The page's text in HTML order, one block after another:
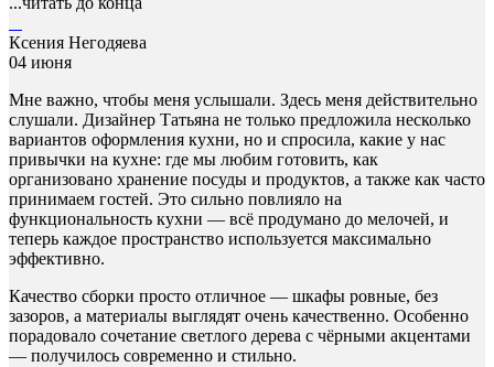
Ксения Негодяева
04 июня
Мне важно, чтобы меня услышали. Здесь меня действительно
слушали. Дизайнер Татьяна не только предложила несколько
вариантов оформления кухни, но и спросила, какие у нас
привычки на кухне: где мы любим готовить, как
организовано хранение посуды и продуктов, а также как часто
принимаем гостей. Это сильно повлияло на
функциональность кухни — всё продумано до мелочей, и
теперь каждое пространство используется максимально
эффективно.
Качество сборки просто отличное — шкафы ровные, без
зазоров, а материалы выглядят очень качественно. Особенно
порадовало сочетание светлого дерева с чёрными акцентами
— получилось современно и стильно.